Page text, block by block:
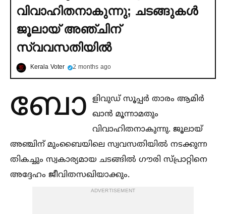
വിവാഹിതനാകുന്നു; ചടങ്ങുകള്‍
ജൂലായ് അഞ്ചിന്
സ്വവസതിയില്‍
Kerala Voter 2 months ago
ബോ ളിവുഡ് സൂപ്പർ താരം ആമിർ
ഖാൻ മൂന്നാമതും
വിവാഹിതനാകുന്നു. ജൂലായ്
അഞ്ചിന് മുംബൈയിലെ സ്വവസതിയില്‍ നടക്കുന്ന
തികച്ചും സ്വകാര്യമായ ചടങ്ങില്‍ ഗൗരി സ്‌പ്രാറ്റിനെ
അദ്ദേഹം ജീവിതസഖിയാക്കും.
ADVERTISEMENT